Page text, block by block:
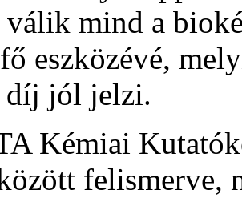
válik mind a
eszközévé,
díj jól jelzi.
Kémiai
felismerve,